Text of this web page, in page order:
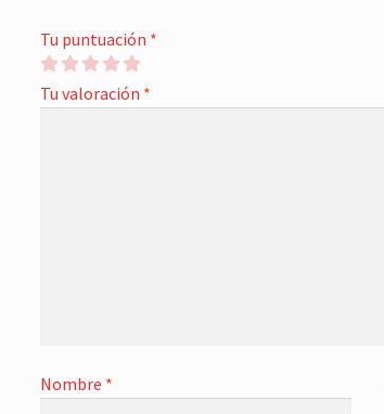
Tu puntuación *
Tu valoración *
Nombre *